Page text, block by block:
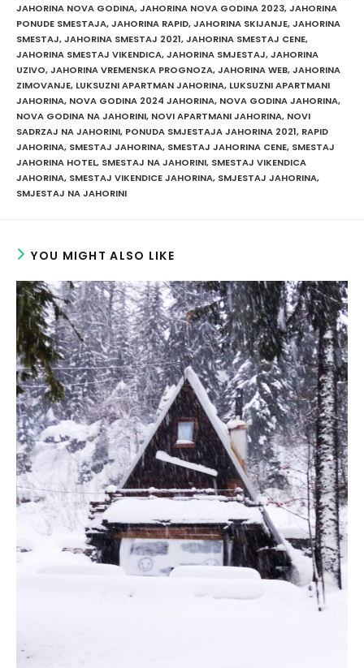
JAHORINA NOVA GODINA,JAHORINA NOVA GODINA 2023,JAHORINA
PONUDE SMESTAJA,JAHORINA RAPID,JAHORINA SKIJANJE,JAHORINA
SMESTAJ,JAHORINA SMESTAJ 2021,JAHORINA SMESTAJ CENE,
JAHORINA SMESTAJ VIKENDICA,JAHORINA SMJESTAJ,JAHORINA
UZIVO,JAHORINA VREMENSKA PROGNOZA,JAHORINA WEB,JAHORINA
ZIMOVANJE, LUKSUZNI APARTMAN JAHORINA, LUKSUZNI APARTMANI
JAHORINA, NOVA GODINA 2024 JAHORINA, NOVA GODINA JAHORINA,
NOVA GODINA NA JAHORINI, NOVI APARTMANI JAHORINA, NOVI
SADRZAJ NA JAHORINI, PONUDA SMJESTAJA JAHORINA 2021, RAPID
JAHORINA, SMESTAJ JAHORINA, SMESTAJ JAHORINA CENE, SMESTAJ
JAHORINA HOTEL, SMESTAJ NA JAHORINI, SMESTAJ VIKENDICA
JAHORINA, SMESTAJ VIKENDICE JAHORINA, SMJESTAJ JAHORINA,
SMJESTAJ NA JAHORINI
YOU MIGHT ALSO LIKE